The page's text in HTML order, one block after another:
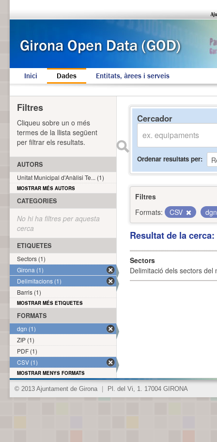
Inici Dades Entitats, àrees i serveis
Cercador
Ordenar resultats per
Filtres
Formats:
CSV
Resultat de la
Sectors
Delimitació dels sectors del
Filtres
Cliqueu sobre un o més
termes de la llista següent
per filtrar els resultats.
AUTORS
Unitat Municipal d'Anàlisi Te... (1)
MOSTRAR MÉS AUTORS
CATEGORIES
No hi ha filtres per aquesta
cerca
ETIQUETES
Sectors (1)
Girona (1)
Delimitacions (1)
Barris (1)
MOSTRAR MÉS ETIQUETES
FORMATS
dgn (1)
ZIP (1)
PDF (1)
CSV (1)
MOSTRAR MENYS FORMATS
© 2013 Ajuntament de Girona Pl. del Vi, 1. 17004 GIRONA